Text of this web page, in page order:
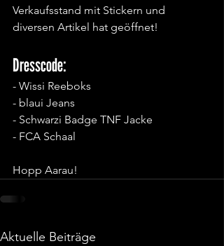
Verkaufsstand mit Stickern und
diversen Artikel hat geöffnet!
Dresscode:
- Wissi Reeboks
- blaui Jeans
- Schwarzi Badge TNF Jacke
- FCA Schaal
Hopp Aarau!
Aktuelle Beiträge